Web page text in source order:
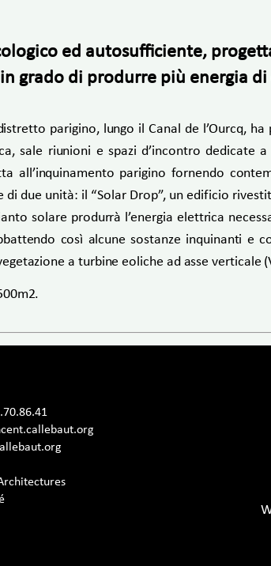
ed autosufficiente,
grado di produrre più energia
parigino, lungo il Canal de l’Ourcq,
sale riunioni e spazi d’incontro
all’inquinamento parigino fornendo
due unità: il “Solar Drop”, un edificio
solare produrrà l’energia elettrica
così alcune sostanze inquinanti e
a turbine eoliche ad asse verticale